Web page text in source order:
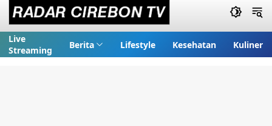
Live
Streaming
Berita Lifestyle Kesehatan Kuliner